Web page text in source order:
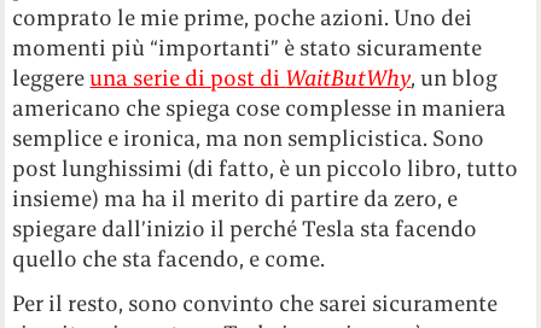
comprato le mie prime, poche azioni. Uno dei
momenti più “importanti” è stato sicuramente
leggereuna serie di post di WaitButWhy, un blog
americano che spiega cose complesse in maniera
semplice e ironica, ma non semplicistica. Sono
post lunghissimi (di fatto, è un piccolo libro, tutto
insieme) ma ha il merito di partire da zero, e
spiegare dall’inizio il perché Tesla sta facendo
quello che sta facendo, e come.
Per il resto, sono convinto che sarei sicuramente